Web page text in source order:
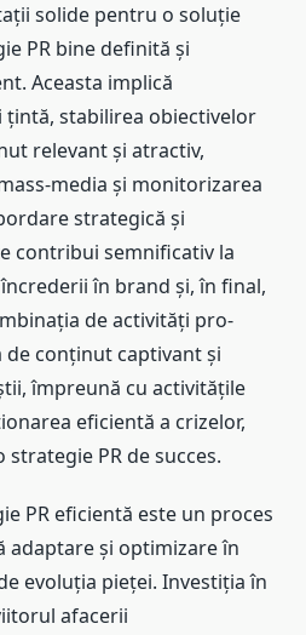
solide pentru o soluție
PR bine definită și
Aceasta implică
stabilirea obiectivelor
relevant și atractiv,
media și monitorizarea
strategică și
contribui semnificativ la
în brand și, în final,
de activități pro-
de conținut captivant și
împreună cu activitățile
eficientă a crizelor,
PR de succes.
PR eficientă este un proces
adaptare și optimizare în
evoluția pieței. Investiția în
afacerii